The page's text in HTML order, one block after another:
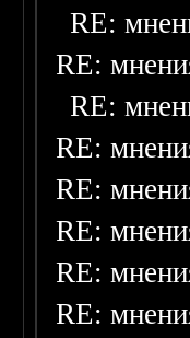
RE:
RE:
RE:
RE:
RE:
RE:
RE:
RE: